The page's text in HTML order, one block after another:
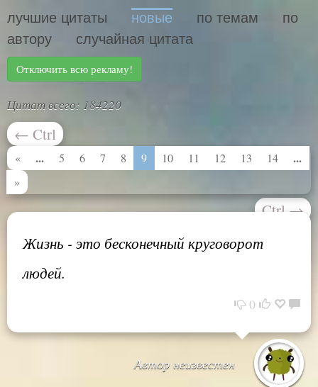
лучшие цитаты новые по темам
по
автору
случайная цитата
Отключить всю рекламу!
Цитат всего: 184220
← Ctrl
« ... 5 6 7 8 9 10 11 12 13 14 ...
»
Ctrl →
Жизнь - это бесконечный круговорот
людей.
0
Автор неизвестен